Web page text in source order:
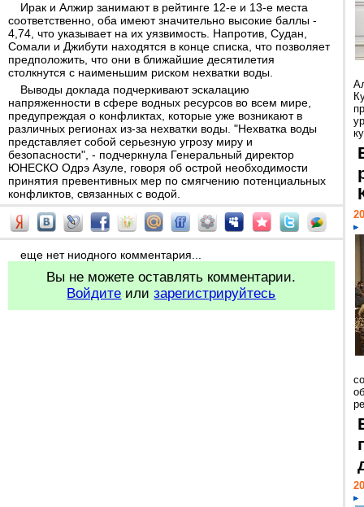
Ирак и Алжир занимают в рейтинге 12-е и 13-е места
соответственно, оба имеют значительно высокие баллы -
4,74, что указывает на их уязвимость. Напротив, Судан,
Сомали и Джибути находятся в конце списка, что позволяет
предположить, что они в ближайшие десятилетия
столкнутся с наименьшим риском нехватки воды.
Выводы доклада подчеркивают эскалацию
напряженности в сфере водных ресурсов во всем мире,
предупреждая о конфликтах, которые уже возникают в
различных регионах из-за нехватки воды. "Нехватка воды
представляет собой серьезную угрозу миру и
безопасности", - подчеркнула Генеральный директор
ЮНЕСКО Одрэ Азуле, говоря об острой необходимости
принятия превентивных мер по смягчению потенциальных
конфликтов, связанных с водой.
еще нет ниодного комментария...
Вы не можете оставлять комментарии.
Войдите илизарегистрируйтесь